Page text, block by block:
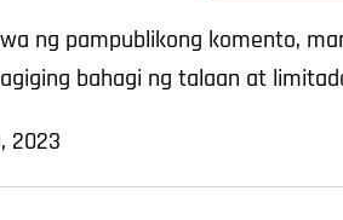
ng pampublikong komento,
bahagi ng talaan at
2023